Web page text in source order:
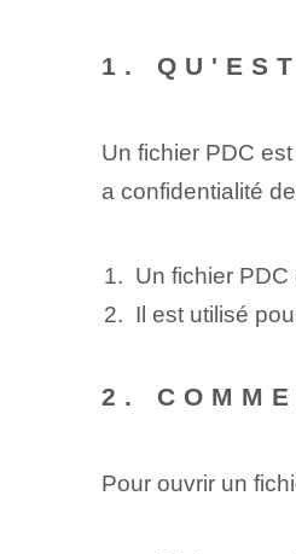
1.
Un fichier PDC
a confidentialité
Un fichier
Il est utilisé
2.
Pour ouvrir un